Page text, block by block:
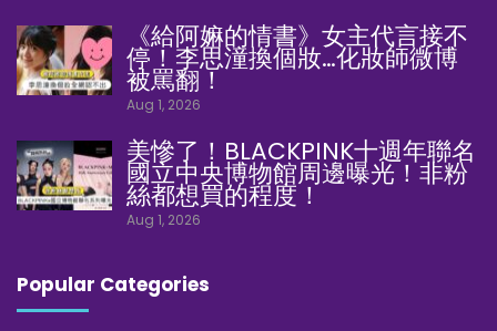
《給阿嫲的情書》女主代言接不
停！李思潼換個妝…化妝師微博
被罵翻！
Aug 1, 2026
美慘了！BLACKPINK十週年聯名
國立中央博物館周邊曝光！非粉
絲都想買的程度！
Aug 1, 2026
Popular Categories